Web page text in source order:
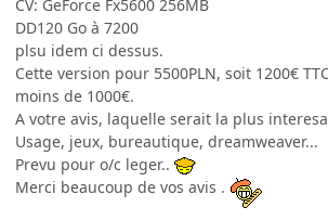
CV: GeForce Fx5600 256MB
DD120 Go à 7200
plsu idem ci dessus.
Cette version pour 5500PLN, soit 1200€
moins de 1000€.
A votre avis, laquelle serait la plus
Usage, jeux, bureautique, dreamweaver...
Prevu pour o/c leger..
Merci beaucoup de vos avis .